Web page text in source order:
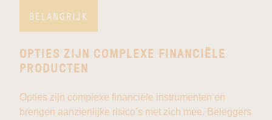
BELANGRIJK
OPTIES ZIJN COMPLEXE FINANCIËLE
PRODUCTEN
Opties zijn complexe financiële instrumenten en
brengen aanzienlijke risico’s met zich mee. Beleggers